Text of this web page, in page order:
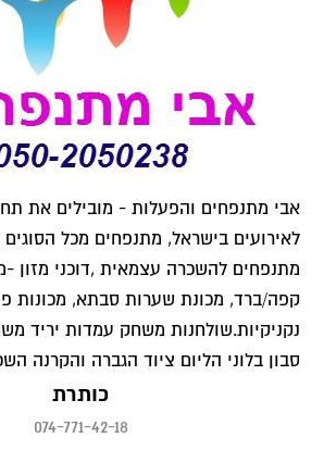
אבי מתנפחים והפעלות - מובילים את
לאירועים בישראל, מתנפחים מכל הסוגים
מתנפחים להשכרה עצמאית ,דוכני מזון -
קפה/ברד, מכונת שערות סבתא, מכונות
נקניקיות.שולחנות משחק עמדות יריד
סבון בלוני הליום ציוד הגברה והקרנה
כותרת
074-771-42-18